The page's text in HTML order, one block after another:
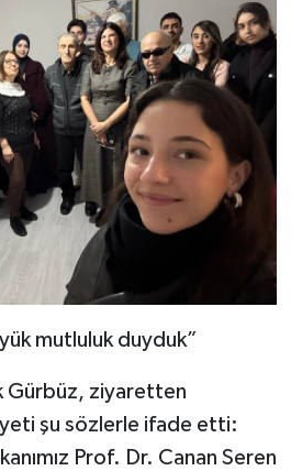
mutluluk duyduk”
Gürbüz, ziyaretten
şu sözlerle ifade etti:
Prof. Dr. Canan Seren